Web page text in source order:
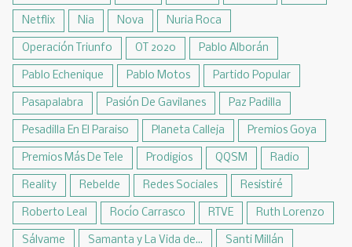
Netflix Nia Nova Nuria Roca
Operación Triunfo OT 2020 Pablo Alborán
Pablo Echenique Pablo Motos Partido Popular
Pasapalabra Pasión De Gavilanes Paz Padilla
Pesadilla En El Paraiso Planeta Calleja Premios Goya
Premios Más De Tele Prodigios QQSM Radio
Reality Rebelde Redes Sociales Resistiré
Roberto Leal Rocío Carrasco RTVE Ruth Lorenzo
Sálvame Samanta y La Vida de... Santi Millán